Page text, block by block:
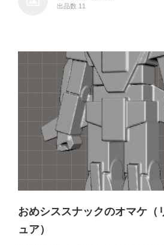
出品数 11
おめシススナックのオマケ（
ュア）